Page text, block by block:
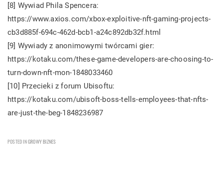
[8] Wywiad Phila Spencera:
https://www.axios.com/xbox-exploitive-nft-gaming-projects-
cb3d885f-694c-462d-bcb1-a24c892db32f.html
[9] Wywiady z anonimowymi twórcami gier:
https://kotaku.com/these-game-developers-are-choosing-to-
turn-down-nft-mon-1848033460
[10] Przecieki z forum Ubisoftu:
https://kotaku.com/ubisoft-boss-tells-employees-that-nfts-
are-just-the-beg-1848236987
POSTED INGROWY BIZNES